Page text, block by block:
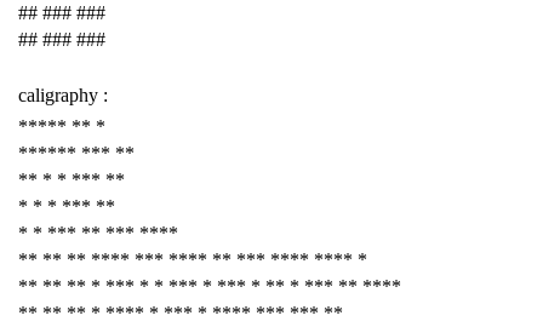
## ### ###
## ### ###
caligraphy :
***** ** *
****** *** **
** * * *** **
* * * *** **
* * *** ** *** ****
** ** ** **** *** **** ** *** **** **** *
** ** ** * *** * * *** * *** * ** * *** ** ****
** ** ** * **** * *** * **** *** *** **